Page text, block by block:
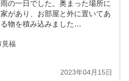
雨の一日でした。奥まった場所に
家があり、お部屋と外に置いてあ
る物を積み込みました…
見福
2023年04月15日